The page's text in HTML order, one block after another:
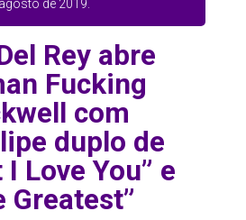
agosto de 2019.
Rey abre
Fucking
com
duplo de
I Love You” e
Greatest”